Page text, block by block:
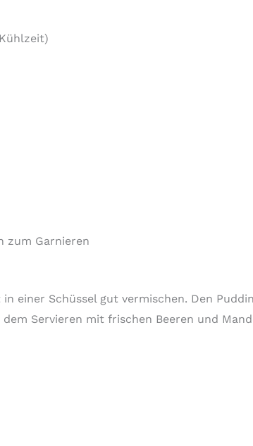
zum Garnieren
einer Schüssel gut vermischen. Den
Servieren mit frischen Beeren und